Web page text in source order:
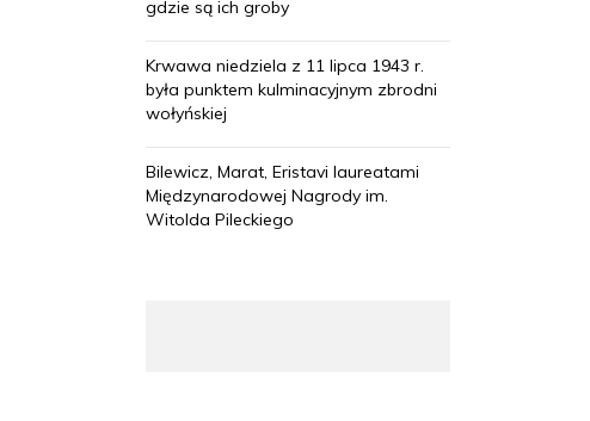
gdzie są ich groby
Krwawa niedziela z 11 lipca 1943 r.
była punktem kulminacyjnym zbrodni
wołyńskiej
Bilewicz, Marat, Eristavi laureatami
Międzynarodowej Nagrody im.
Witolda Pileckiego